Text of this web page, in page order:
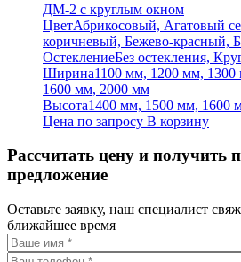
ДМ-2 с круглым окном
ЦветАбрикосовый, Агатовый
коричневый, Бежево-красный,
ОстеклениеБез остекления,
Ширина1100 мм, 1200 мм,
1600 мм, 2000 мм
Высота1400 мм, 1500 мм, 1600
Цена по запросу В корзину
Рассчитать цену и получить
предложение
Оставьте заявку, наш специалист
ближайшее время